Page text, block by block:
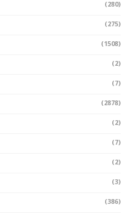
(280)
(275)
(1508)
(2)
(7)
(2878)
(2)
(7)
(2)
(3)
(386)